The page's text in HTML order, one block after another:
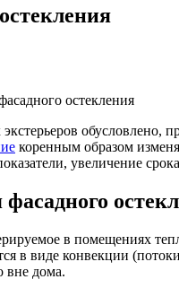
обусловлено,
коренным образом
увеличение
в помещениях
в виде конвекции
вне дома.